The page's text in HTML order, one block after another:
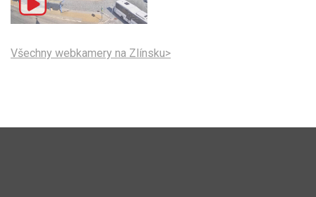
Všechny webkamery na Zlínsku>